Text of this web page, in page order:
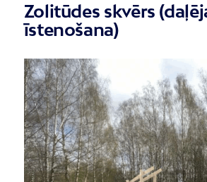
Zolitūdes skvērs
īstenošana)